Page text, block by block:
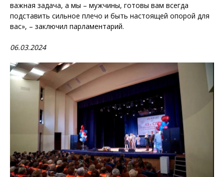
важная задача, а мы – мужчины, готовы вам всегда
подставить сильное плечо и быть настоящей опорой для
вас», – заключил парламентарий.
06.03.2024